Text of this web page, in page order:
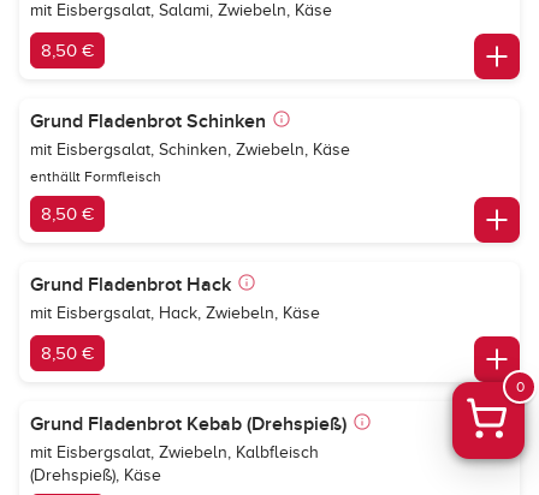
mit Eisbergsalat, Salami, Zwiebeln, Käse
8,50 €
Grund Fladenbrot Schinken
mit Eisbergsalat, Schinken, Zwiebeln, Käse
enthällt Formfleisch
8,50 €
Grund Fladenbrot Hack
mit Eisbergsalat, Hack, Zwiebeln, Käse
8,50 €
Grund Fladenbrot Kebab (Drehspieß)
mit Eisbergsalat, Zwiebeln, Kalbfleisch
(Drehspieß), Käse
0